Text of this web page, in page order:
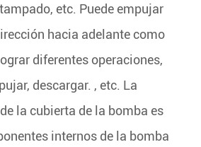
etc. Puede empujar
hacia adelante como
diferentes operaciones,
descargar. , etc. La
la cubierta de la bomba es
internos de la bomba